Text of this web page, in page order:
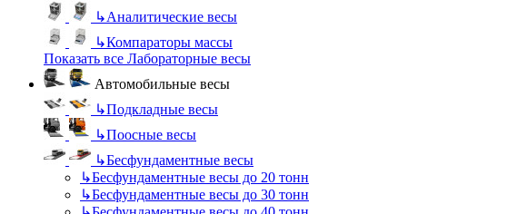
↳Аналитические весы
↳Компараторы массы
Показать все Лабораторные весы
Автомобильные весы
↳Подкладные весы
↳Поосные весы
↳Бесфундаментные весы
↳Бесфундаментные весы до 20 тонн
↳Бесфундаментные весы до 30 тонн